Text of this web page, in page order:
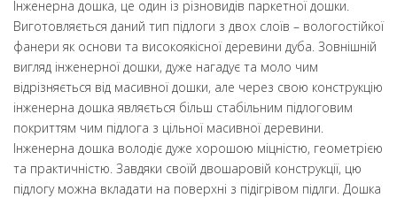
Інженерна дошка, це один із різновидів паркетної дошки.
Виготовляється даний тип підлоги з двох слоїв – вологостійкої
фанери як основи та високоякісної деревини дуба. Зовнішній
вигляд інженерної дошки, дуже нагадує та моло чим
відрізняється від масивної дошки, але через свою конструкцію
інженерна дошка являється більш стабільним підлоговим
покриттям чим підлога з цільної масивної деревини.
Інженерна дошка володіє дуже хорошою міцністю, геометрією
та практичністю. Завдяки своїй двошаровій конструкції, цю
підлогу можна вкладати на поверхні з підігрівом підлги. Дошка